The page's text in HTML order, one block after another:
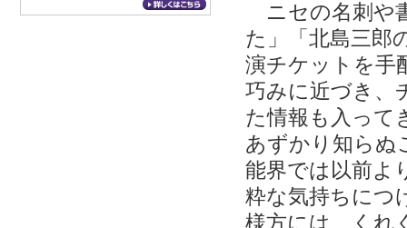
ニセの名刺や
た」「北島三郎
演チケットを手
巧みに近づき、
た情報も入って
あずかり知らぬ
能界では以前よ
粋な気持ちにつ
様方には、くれ